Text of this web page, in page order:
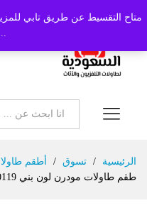
متاح التقسيط عن طريق تابي
الرئيسية
/ تسوق / أطقم
طقم طاولات مودرن لون بني 0119